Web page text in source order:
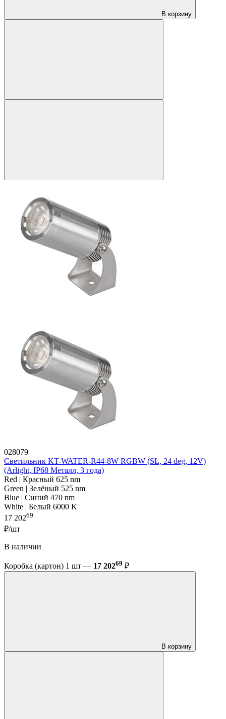
В корзину
028079
Светильник KT-WATER-R44-8W RGBW (SL, 24 deg, 12V)
(Arlight, IP68 Металл, 3 года)
Red | Красный 625 nm
Green | Зелёный 525 nm
Blue | Синий 470 nm
White | Белый 6000 K
17 20269
₽/шт
В наличии
Коробка (картон) 1 шт — 17 20269 ₽
В корзину